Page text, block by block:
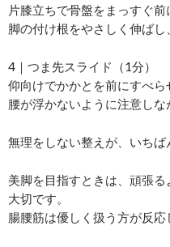
片膝立ちで骨盤をまっすぐ前
脚の付け根をやさしく伸ばし
4｜つま先スライド（1分）
仰向けでかかとを前にすべら
腰が浮かないように注意しな
無理をしない整えが、いちば
美脚を目指すときは、頑張
大切です。
腸腰筋は優しく扱う方が反応